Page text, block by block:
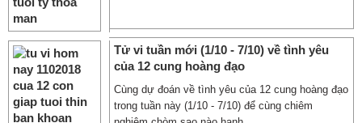
Tử vi tuần mới (1/10 - 7/10) về tình yêu
của 12 cung hoàng đạo
Cùng dự đoán về tình yêu của 12 cung hoàng đạo
trong tuần này (1/10 - 7/10) để cùng chiêm